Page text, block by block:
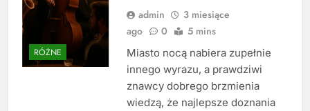
RÓŻNE
admin
3 miesiące
ago
0 5 mins
Miasto nocą nabiera zupełnie
innego wyrazu, a prawdziwi
znawcy dobrego brzmienia
wiedzą, że najlepsze doznania